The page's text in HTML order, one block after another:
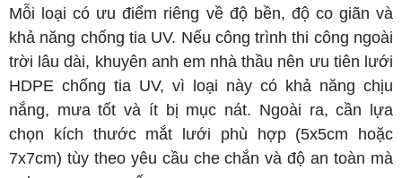
Mỗi loại có ưu điểm riêng về độ bền, độ co giãn và
khả năng chống tia UV. Nếu công trình thi công ngoài
trời lâu dài, khuyên anh em nhà thầu nên ưu tiên lưới
HDPE chống tia UV, vì loại này có khả năng chịu
nắng, mưa tốt và ít bị mục nát. Ngoài ra, cần lựa
chọn kích thước mắt lưới phù hợp (5x5cm hoặc
7x7cm) tùy theo yêu cầu che chắn và độ an toàn mà